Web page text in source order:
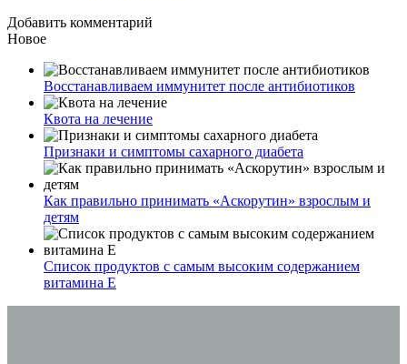
Добавить комментарий
Новое
Восстанавливаем иммунитет после антибиотиков
Квота на лечение
Признаки и симптомы сахарного диабета
Как правильно принимать «Аскорутин» взрослым и
детям
Список продуктов с самым высоким содержанием
витамина E